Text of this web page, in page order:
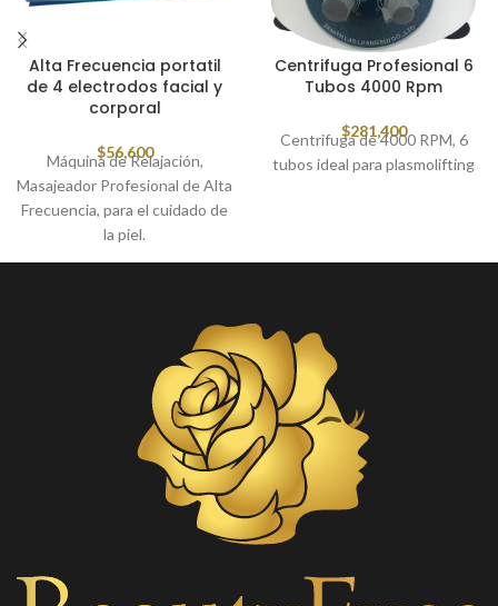
Alta Frecuencia portatil
de 4 electrodos facial y
corporal
$56,600
Máquina de Relajación,
Masajeador Profesional de Alta
Frecuencia, para el cuidado de
la piel.
Centrifuga Profesional 6
Tubos 4000 Rpm
$281,400
Centrifuga de 4000 RPM, 6
tubos ideal para plasmolifting